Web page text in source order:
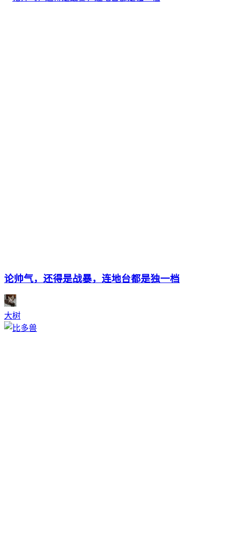
论帅气，还得是战暴，连地台都是独一档
大树